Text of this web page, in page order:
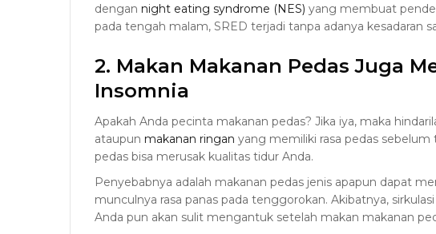
dengan night eating syndrome (NES) yang membuat
pada tengah malam, SRED terjadi tanpa adanya kesadaran
2. Makan Makanan Pedas Juga
Insomnia
Apakah Anda pecinta makanan pedas? Jika iya, maka
ataupun makanan ringan yang memiliki rasa pedas
pedas bisa merusak kualitas tidur Anda.
Penyebabnya adalah makanan pedas jenis apapun dapat
munculnya rasa panas pada tenggorokan. Akibatnya,
Anda pun akan sulit mengantuk setelah makan makanan